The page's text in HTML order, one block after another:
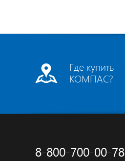
Где купить
КОМПАС?
8-800-700-00-78